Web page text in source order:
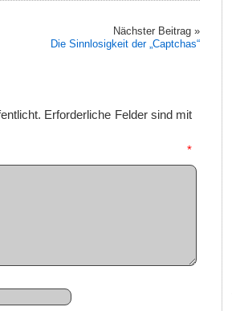
Nächster Beitrag »
Die Sinnlosigkeit der „Captchas“
Erforderliche Felder sind mit
*